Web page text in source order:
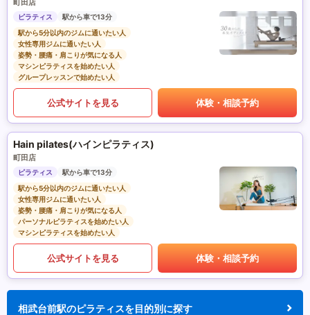
町田店
ピラティス
駅から車で13分
駅から5分以内のジムに通いたい人
女性専用ジムに通いたい人
姿勢・腰痛・肩こりが気になる人
マシンピラティスを始めたい人
グループレッスンで始めたい人
公式サイトを見る 体験・相談予約
Hain pilates(ハインピラティス)
町田店
ピラティス
駅から車で13分
駅から5分以内のジムに通いたい人
女性専用ジムに通いたい人
姿勢・腰痛・肩こりが気になる人
パーソナルピラティスを始めたい人
マシンピラティスを始めたい人
公式サイトを見る 体験・相談予約
相武台前駅のピラティスを目的別に探す